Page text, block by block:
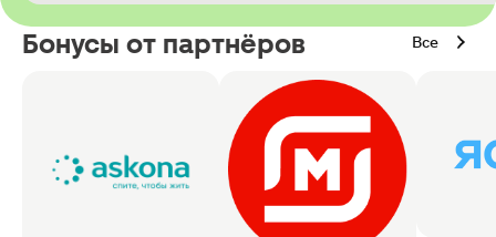
Бонусы от партнёров Все